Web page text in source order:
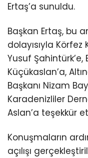
Ertaş’a sunuldu.
Başkan Ertaş, bu
dolayısıyla Körfez
Yusuf
Küçükaslan’a,
Başkanı Nizam
Karadenizliler
Aslan’a teşekkür
Konuşmaların
açılışı